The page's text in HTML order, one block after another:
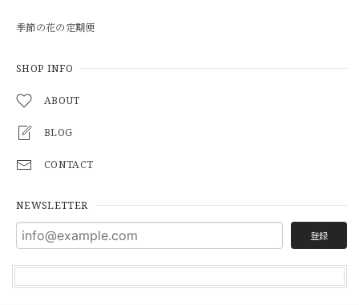
季節の花の定期便
SHOP INFO
ABOUT
BLOG
CONTACT
NEWSLETTER
登録